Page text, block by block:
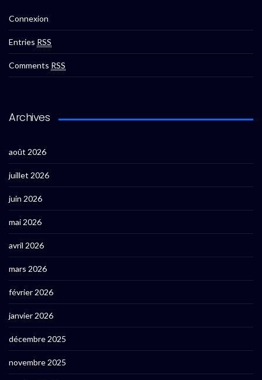
Connexion
Entries RSS
Comments RSS
Archives
août 2026
juillet 2026
juin 2026
mai 2026
avril 2026
mars 2026
février 2026
janvier 2026
décembre 2025
novembre 2025